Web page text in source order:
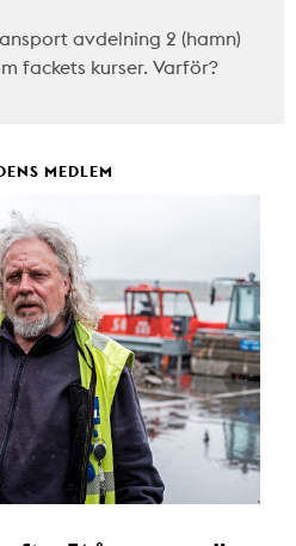
avdelning 2 (hamn)
fackets kurser. Varför?
MEDLEM